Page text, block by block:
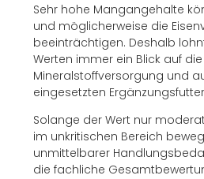
Sehr hohe Mangangehalte
und möglicherweise die
beeinträchtigen. Deshalb
Werten immer ein Blick auf
Mineralstoffversorgung und
eingesetzten
Solange der Wert nur
im unkritischen Bereich
unmittelbarer
die fachliche